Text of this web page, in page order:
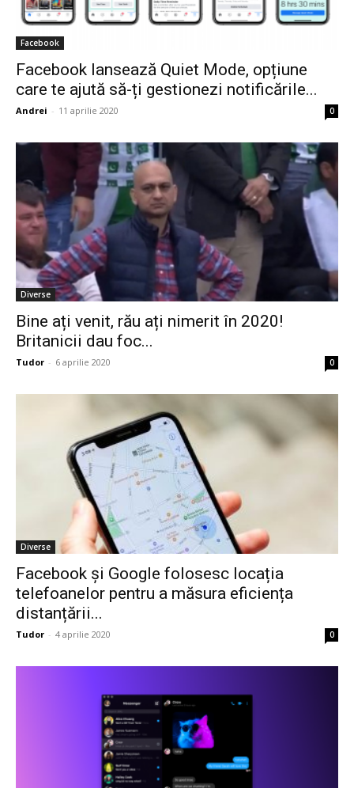
Facebook
Facebook lansează Quiet Mode, opțiune
care te ajută să-ți gestionezi notificările...
Andrei - 11 aprilie 2020 0
Diverse
Bine ați venit, rău ați nimerit în 2020!
Britanicii dau foc...
Tudor - 6 aprilie 2020 0
Diverse
Facebook și Google folosesc locația
telefoanelor pentru a măsura eficiența
distanțării...
Tudor - 4 aprilie 2020 0